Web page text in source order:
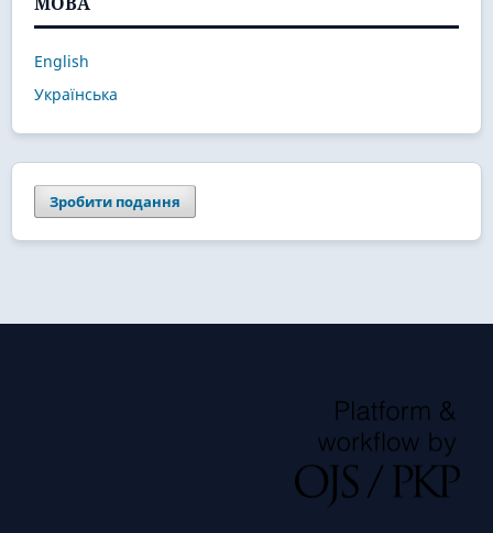
English
Українська
Зробити подання